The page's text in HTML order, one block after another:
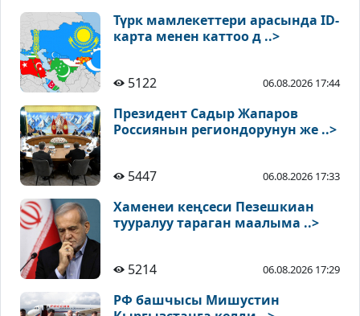
Түрк мамлекеттери арасында ID-
карта менен каттоо д ..>
5122 06.08.2026 17:44
Президент Садыр Жапаров
Россиянын региондорунун же ..>
5447 06.08.2026 17:33
Хаменеи кеңсеси Пезешкиан
тууралуу тараган маалыма ..>
5214 06.08.2026 17:29
РФ башчысы Мишустин